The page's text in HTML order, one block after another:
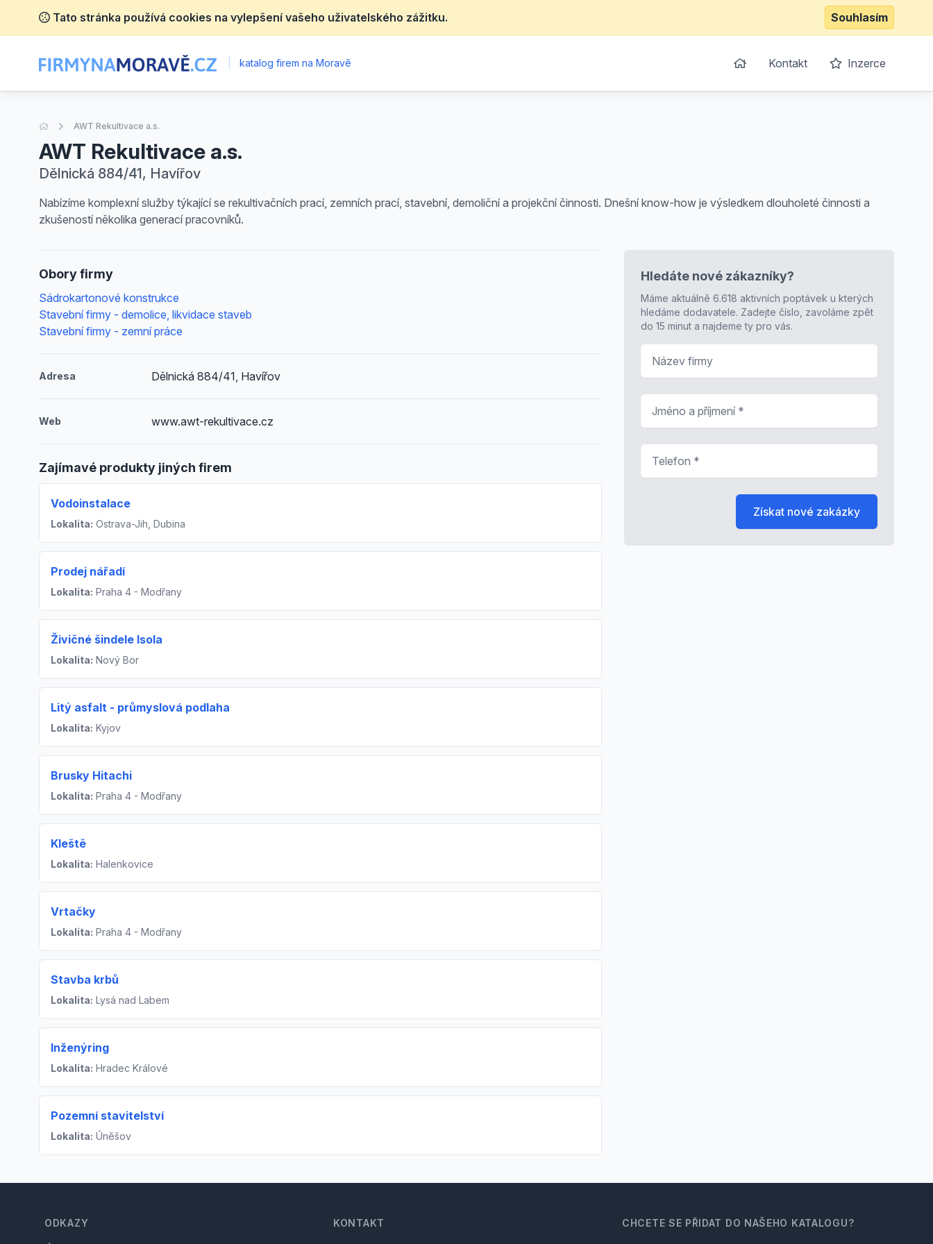
Tato stránka používá cookies na vylepšení vašeho uživatelského zážitku. Souhlasím
katalog firem na Moravě Kontakt Inzerce
Úvodní stránka
AWT Rekultivace a.s.
AWT Rekultivace a.s.
Dělnická 884/41, Havířov
Nabízíme komplexní služby týkající se rekultivačních prací, zemních prací, stavební, demoliční a projekční činnosti. Dnešní know-how je výsledkem dlouholeté činnosti a
zkušeností několika generací pracovníků.
Obory firmy
Sádrokartonové konstrukce
Stavební firmy - demolice, likvidace staveb
Stavební firmy - zemní práce
Adresa Dělnická 884/41, Havířov
Web www.awt-rekultivace.cz
Zajímavé produkty jiných firem
Vodoinstalace
Lokalita: Ostrava-Jih, Dubina
Prodej nářadí
Lokalita: Praha 4 - Modřany
Živičné šindele Isola
Lokalita: Nový Bor
Litý asfalt - průmyslová podlaha
Lokalita: Kyjov
Brusky Hitachi
Lokalita: Praha 4 - Modřany
Kleště
Lokalita: Halenkovice
Vrtačky
Lokalita: Praha 4 - Modřany
Stavba krbů
Lokalita: Lysá nad Labem
Inženýring
Lokalita: Hradec Králové
Pozemní stavitelství
Lokalita: Úněšov
Hledáte nové zákazníky?
Máme aktuálně 6.618 aktivních poptávek u kterých
hledáme dodavatele. Zadejte číslo, zavoláme zpět
do 15 minut a najdeme ty pro vás.
Získat nové zakázky
ODKAZY KONTAKT CHCETE SE PŘIDAT DO NAŠEHO KATALOGU?